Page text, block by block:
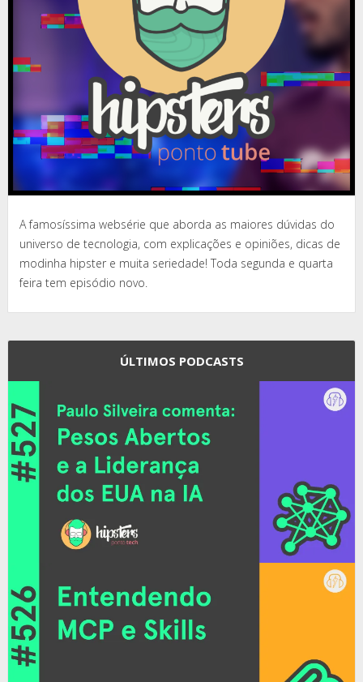
A famosíssima websérie que aborda as maiores dúvidas do
universo de tecnologia, com explicações e opiniões, dicas de
modinha hipster e muita seriedade! Toda segunda e quarta
feira tem episódio novo.
ÚLTIMOS PODCASTS